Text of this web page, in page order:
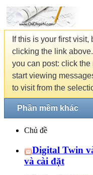
If this is your first
clicking the link
you can post: click
start viewing
to visit from the
Phần mềm khác
Chủ đề
Digital Twin
và cài đặt